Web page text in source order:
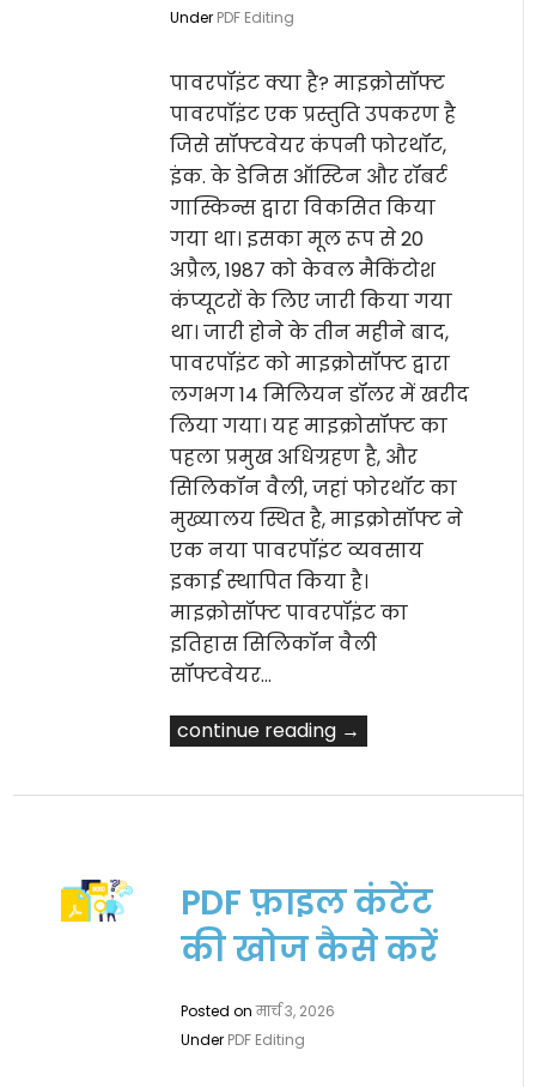
Under PDF Editing
पावरपॉइंट क्या है? माइक्रोसॉफ्ट
पावरपॉइंट एक प्रस्तुति उपकरण है
जिसे सॉफ्टवेयर कंपनी फोरथॉट,
इंक. के डेनिस ऑस्टिन और रॉबर्ट
गास्किन्स द्वारा विकसित किया
गया था। इसका मूल रूप से 20
अप्रैल, 1987 को केवल मैकिंटोश
कंप्यूटरों के लिए जारी किया गया
था। जारी होने के तीन महीने बाद,
पावरपॉइंट को माइक्रोसॉफ्ट द्वारा
लगभग 14 मिलियन डॉलर में खरीद
लिया गया। यह माइक्रोसॉफ्ट का
पहला प्रमुख अधिग्रहण है, और
सिलिकॉन वैली, जहां फोरथॉट का
मुख्यालय स्थित है, माइक्रोसॉफ्ट ने
एक नया पावरपॉइंट व्यवसाय
इकाई स्थापित किया है।
माइक्रोसॉफ्ट पावरपॉइंट का
इतिहास सिलिकॉन वैली
सॉफ्टवेयर…
continue reading →
PDF फ़ाइल कंटेंट
की खोज कैसे करें
Posted onमार्च 3, 2026
Under PDF Editing